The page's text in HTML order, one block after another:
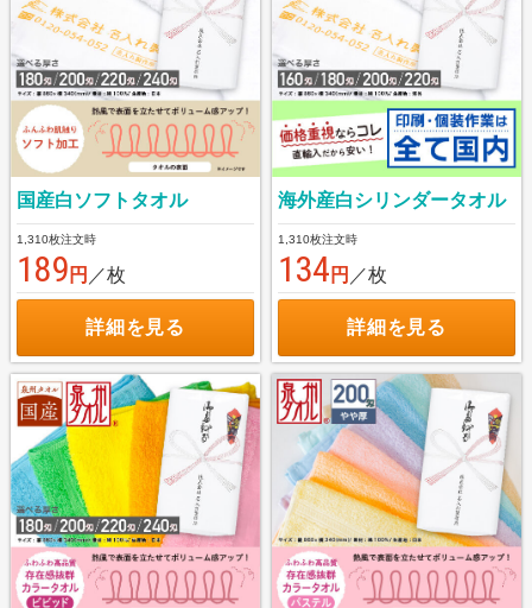
国産白ソフトタオル
1,310枚注文時
189 円 ／枚
詳細を見る
海外産白シリンダータオル
1,310枚注文時
134 円 ／枚
詳細を見る